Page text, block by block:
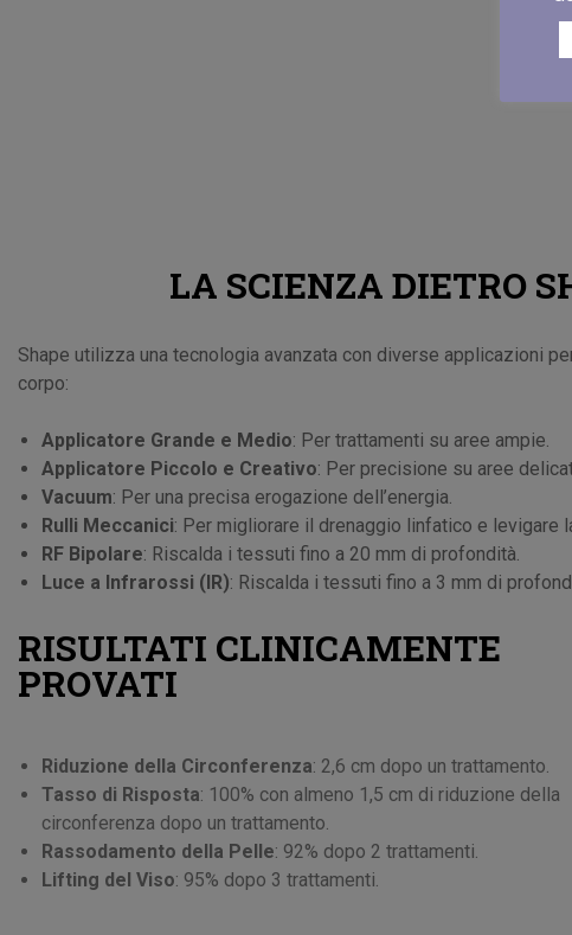
LA SCIENZA DIETRO
Shape utilizza una tecnologia avanzata con diverse applicazioni
corpo:
Applicatore Grande e Medio: Per trattamenti su aree ampie.
Applicatore Piccolo e Creativo: Per precisione su aree
Vacuum: Per una precisa erogazione dell’energia.
Rulli Meccanici: Per migliorare il drenaggio linfatico e levigare
RF Bipolare: Riscalda i tessuti fino a 20 mm di profondità.
Luce a Infrarossi (IR): Riscalda i tessuti fino a 3 mm di
RISULTATI CLINICAMENTE
PROVATI
Riduzione della Circonferenza: 2,6 cm dopo un trattamento.
Tasso di Risposta: 100% con almeno 1,5 cm di riduzione della
circonferenza dopo un trattamento.
Rassodamento della Pelle: 92% dopo 2 trattamenti.
Lifting del Viso: 95% dopo 3 trattamenti.